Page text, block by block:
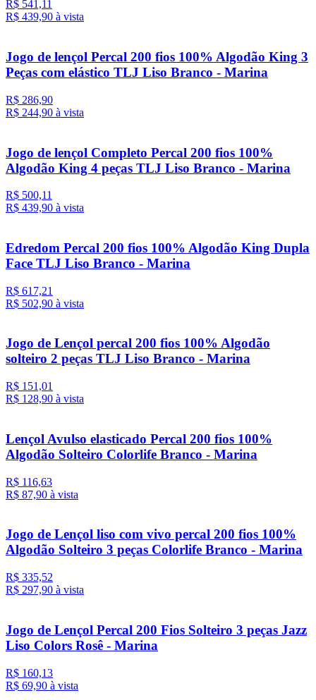
R$ 541,11
R$ 439,90 à vista
Jogo de lençol Percal 200 fios 100% Algodão King 3
Peças com elástico TLJ Liso Branco - Marina
R$ 286,90
R$ 244,90 à vista
Jogo de lençol Completo Percal 200 fios 100%
Algodão King 4 peças TLJ Liso Branco - Marina
R$ 500,11
R$ 439,90 à vista
Edredom Percal 200 fios 100% Algodão King Dupla
Face TLJ Liso Branco - Marina
R$ 617,21
R$ 502,90 à vista
Jogo de Lençol percal 200 fios 100% Algodão
solteiro 2 peças TLJ Liso Branco - Marina
R$ 151,01
R$ 128,90 à vista
Lençol Avulso elasticado Percal 200 fios 100%
Algodão Solteiro Colorlife Branco - Marina
R$ 116,63
R$ 87,90 à vista
Jogo de Lençol liso com vivo percal 200 fios 100%
Algodão Solteiro 3 peças Colorlife Branco - Marina
R$ 335,52
R$ 297,90 à vista
Jogo de Lençol Percal 200 Fios Solteiro 3 peças Jazz
Liso Colors Rosê - Marina
R$ 160,13
R$ 69,90 à vista